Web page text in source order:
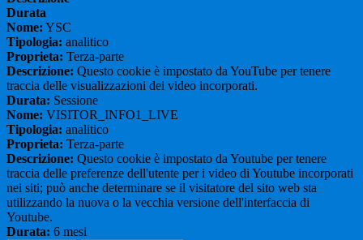
Durata
Nome: YSC
Tipologia: analitico
Proprieta: Terza-parte
Descrizione: Questo cookie è impostato da YouTube per tenere
traccia delle visualizzazioni dei video incorporati.
Durata: Sessione
Nome: VISITOR_INFO1_LIVE
Tipologia: analitico
Proprieta: Terza-parte
Descrizione: Questo cookie è impostato da Youtube per tenere
traccia delle preferenze dell'utente per i video di Youtube incorporati
nei siti; può anche determinare se il visitatore del sito web sta
utilizzando la nuova o la vecchia versione dell'interfaccia di
Youtube.
Durata: 6 mesi